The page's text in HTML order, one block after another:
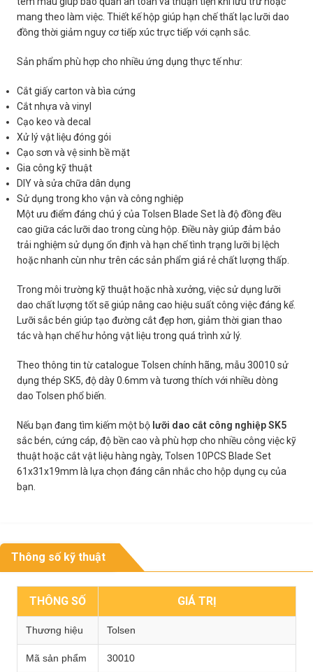
mang theo làm việc. Thiết kế hộp giúp hạn chế thất lạc lưỡi dao
đồng thời giảm nguy cơ tiếp xúc trực tiếp với cạnh sắc.
Sản phẩm phù hợp cho nhiều ứng dụng thực tế như:
Cắt giấy carton và bìa cứng
Cắt nhựa và vinyl
Cạo keo và decal
Xử lý vật liệu đóng gói
Cạo sơn và vệ sinh bề mặt
Gia công kỹ thuật
DIY và sửa chữa dân dụng
Sử dụng trong kho vận và công nghiệp
Một ưu điểm đáng chú ý của Tolsen Blade Set là độ đồng đều
cao giữa các lưỡi dao trong cùng hộp. Điều này giúp đảm bảo
trải nghiệm sử dụng ổn định và hạn chế tình trạng lưỡi bị lệch
hoặc nhanh cùn như trên các sản phẩm giá rẻ chất lượng thấp.
Trong môi trường kỹ thuật hoặc nhà xưởng, việc sử dụng lưỡi
dao chất lượng tốt sẽ giúp nâng cao hiệu suất công việc đáng kể.
Lưỡi sắc bén giúp tạo đường cắt đẹp hơn, giảm thời gian thao
tác và hạn chế hư hỏng vật liệu trong quá trình xử lý.
Theo thông tin từ catalogue Tolsen chính hãng, mẫu 30010 sử
dụng thép SK5, độ dày 0.6mm và tương thích với nhiều dòng
dao Tolsen phổ biến.
Nếu bạn đang tìm kiếm một bộ lưỡi dao cắt công nghiệp SK5
sắc bén, cứng cáp, độ bền cao và phù hợp cho nhiều công việc kỹ
thuật hoặc cắt vật liệu hàng ngày, Tolsen 10PCS Blade Set
61x31x19mm là lựa chọn đáng cân nhắc cho hộp dụng cụ của
bạn.
Thông số kỹ thuật
THÔNG SỐ GIÁ TRỊ
Thương hiệu Tolsen
Mã sản phẩm 30010